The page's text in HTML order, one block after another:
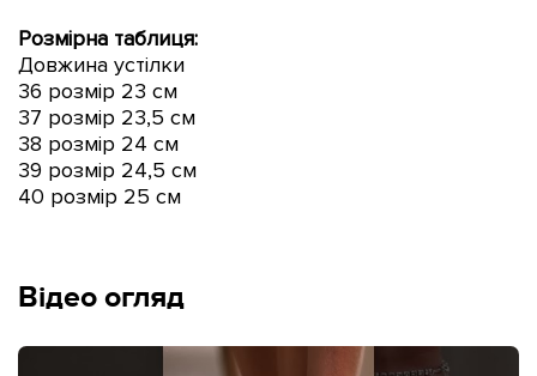
Розмірна таблиця:
Довжина устілки
36 розмір 23 см
37 розмір 23,5 см
38 розмір 24 см
39 розмір 24,5 см
40 розмір 25 см
Відео огляд